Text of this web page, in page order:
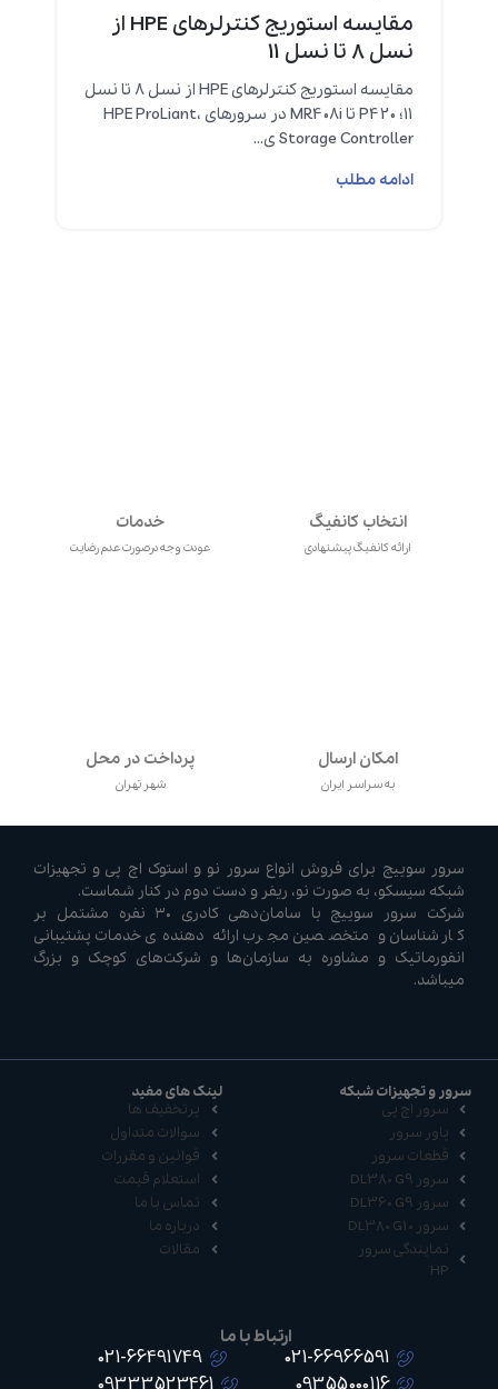
مقایسه استوریج کنترلرهای HPE از
نسل 8 تا نسل 11
مقایسه استوریج کنترلرهای HPE از نسل 8 تا نسل
11؛ P420 تا MR408i در سرورهای HPE ProLiant،
Storage Controller ی...
ادامه مطلب
انتخاب کانفیگ
ارائه کانفیگ پیشنهادی
خدمات
عودت وجه درصورت عدم رضایت
امکان ارسال
به سراسر ایران
پرداخت در محل
شهر تهران
سرور سوییچ برای فروش انواع سرور نو و استوک اچ پی و تجهیزات
شبکه سیسکو، به صورت نو، ریفر و دست دوم در کنار شماست.
شرکت سرور سوییچ با سامان‌دهی کادری ۳۰ نفره مشتمل بر
کارشناسان و متخصصین مجرب ارائه دهنده‌ی خدمات پشتیبانی
انفورماتیک و مشاوره به سازمان‌ها و شرکت‌های کوچک و بزرگ
میباشد.
سرور و تجهیزات شبکه
سرور اچ پی
پاور سرور
قطعات سرور
سرور DL380 G9
سرور DL360 G9
سرور DL380 G10
نمایندگی سرور
HP
لینک های مفید
پرتخفیف ها
سوالات متداول
قوانین و مقررات
استعلام قیمت
تماس با ما
درباره ما
مقالات
ارتباط با ما
021-66966591
021-66491749